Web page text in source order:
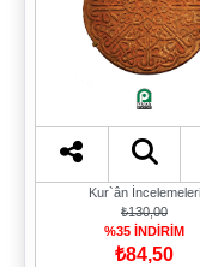
Kur`ân İncelemeleri
₺130,00
%35 İNDİRİM
₺84,50